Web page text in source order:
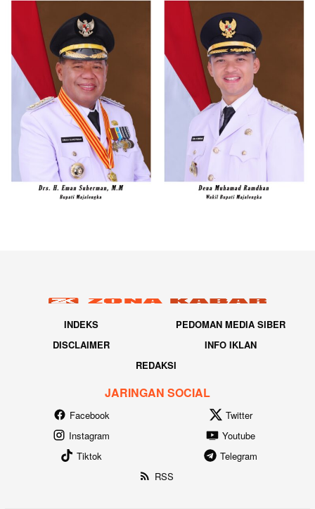
INDEKS
PEDOMAN MEDIA SIBER
DISCLAIMER
INFO IKLAN
REDAKSI
JARINGAN SOCIAL
Facebook
Twitter
Instagram
Youtube
Tiktok
Telegram
RSS